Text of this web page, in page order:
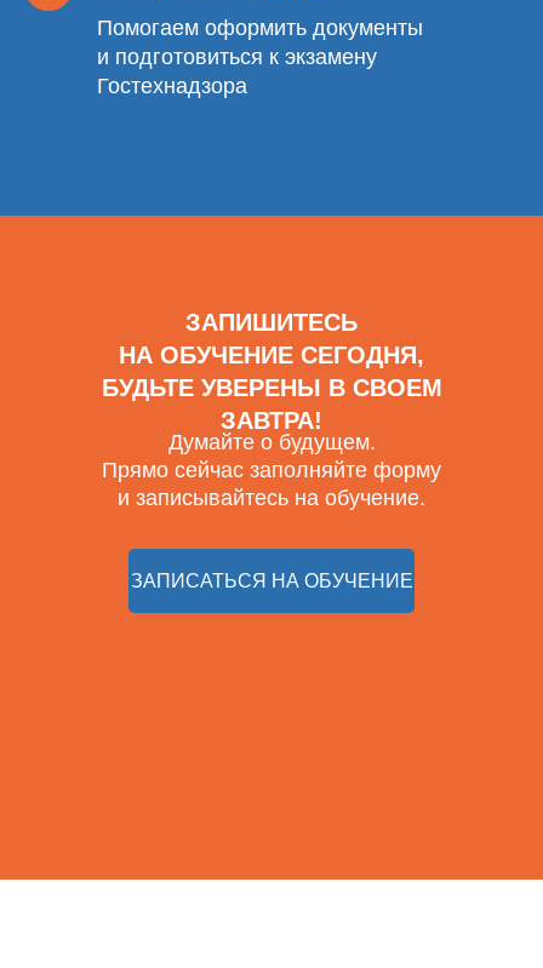
Помогаем оформить документы
и подготовиться к экзамену
Гостехнадзора
ЗАПИШИТЕСЬ
НА ОБУЧЕНИЕ СЕГОДНЯ,
БУДЬТЕ УВЕРЕНЫ В СВОЕМ
ЗАВТРА!
ЗАПИСАТЬСЯ НА ОБУЧЕНИЕ
Думайте о будущем.
Прямо сейчас заполняйте форму
и записывайтесь на обучение.